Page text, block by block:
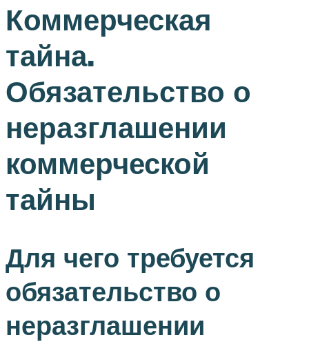
Коммерческая
тайна.
Обязательство о
неразглашении
коммерческой
тайны
Для чего требуется
обязательство о
неразглашении